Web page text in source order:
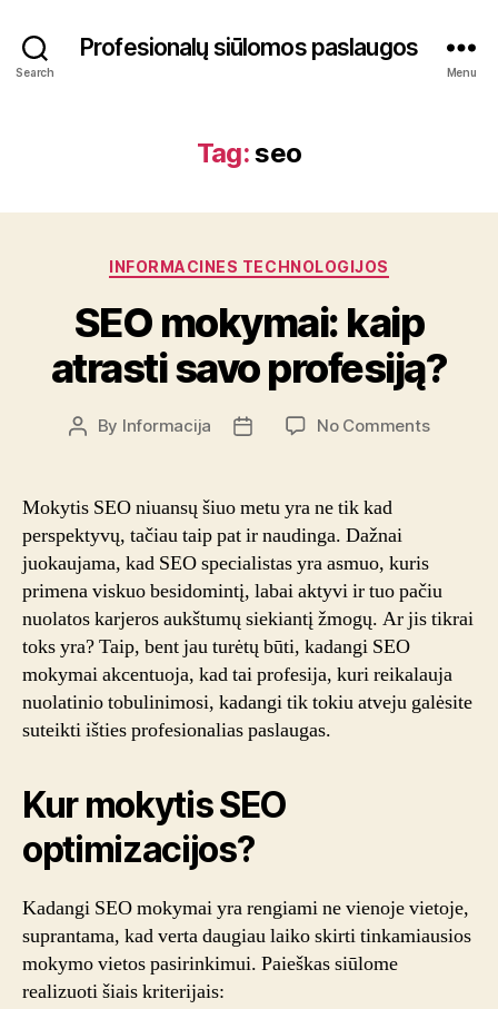
Search
Profesionalų siūlomos paslaugos
Menu
Tag:seo
Categories
INFORMACINES TECHNOLOGIJOS
SEO mokymai: kaip
atrasti savo profesiją?
Post
By Informacija
Post
No Commentson
Mokytis SEO niuansų šiuo metu yra ne tik kad
perspektyvų, tačiau taip pat ir naudinga. Dažnai
juokaujama, kad SEO specialistas yra asmuo, kuris
primena viskuo besidomintį, labai aktyvi ir tuo pačiu
nuolatos karjeros aukštumų siekiantį žmogų. Ar jis tikrai
toks yra? Taip, bent jau turėtų būti, kadangi SEO
mokymai akcentuoja, kad tai profesija, kuri reikalauja
nuolatinio tobulinimosi, kadangi tik tokiu atveju galėsite
suteikti išties profesionalias paslaugas.
Kur mokytis SEO
optimizacijos?
Kadangi SEO mokymai yra rengiami ne vienoje vietoje,
suprantama, kad verta daugiau laiko skirti tinkamiausios
mokymo vietos pasirinkimui. Paieškas siūlome
realizuoti šiais kriterijais: